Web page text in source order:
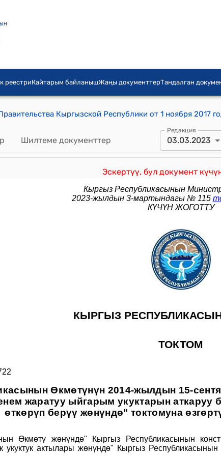
реестриКайтарым байланышЖаңы документтерТандалган
Шилтеме документтер
Редакция
03.03.2023
Эскертүү, бул документ